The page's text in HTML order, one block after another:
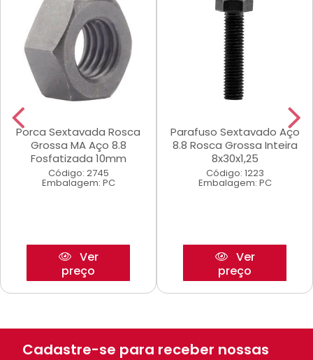
Porca Sextavada Rosca
Grossa MA Aço 8.8
Fosfatizada 10mm
Código: 2745
Embalagem: PC
Ver
preço
Parafuso Sextavado Aço
8.8 Rosca Grossa Inteira
8x30x1,25
Código: 1223
Embalagem: PC
Ver
preço
Cadastre-se para receber nossas